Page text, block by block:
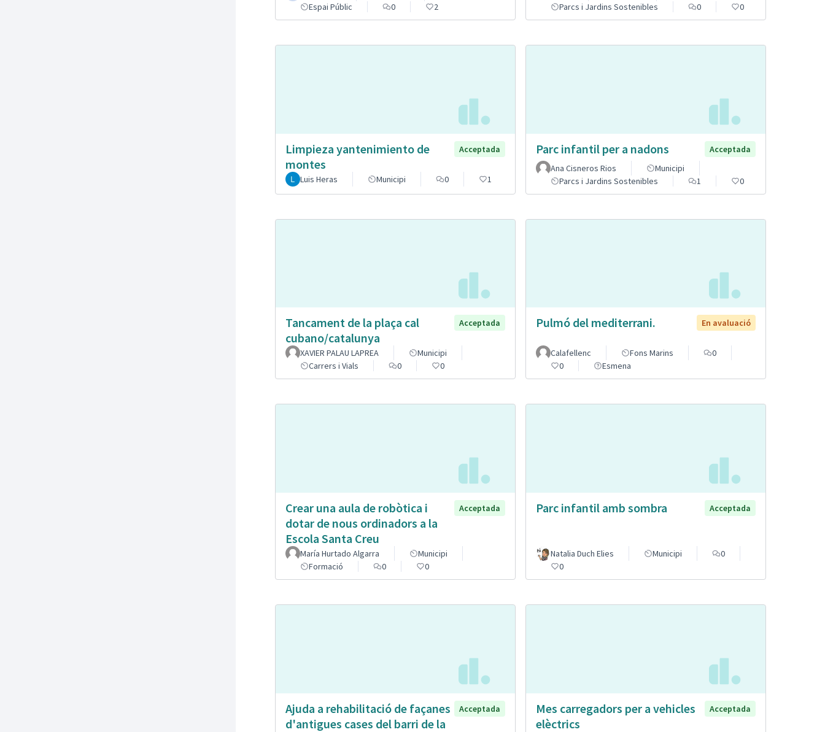
Espai Públic
0 2
Parcs i Jardins Sostenibles
0 0
Limpieza yantenimiento de
montes
Acceptada
Luis Heras Municipi 0 1
Parc infantil per a nadons
Acceptada
Ana Cisneros Rios
Municipi
Parcs i Jardins Sostenibles
1 0
Tancament de la plaça cal
cubano/catalunya
Acceptada
XAVIER PALAU LAPREA
Municipi
Carrers i Vials
0 0
Pulmó del mediterrani. En avaluació
Calafellenc Fons Marins
0
0
Esmena
Crear una aula de robòtica i
dotar de nous ordinadors a la
Escola Santa Creu
Acceptada
María Hurtado Algarra
Municipi
Formació
0 0
Parc infantil amb sombra Acceptada
Natalia Duch Elies Municipi
0
0
Ajuda a rehabilitació de façanes
d'antigues cases del barri de la
Acceptada
Mes carregadors per a vehicles
elèctrics
Acceptada